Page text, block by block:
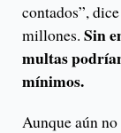
contados”,
millones. Sin
multas
mínimos.
Aunque aún